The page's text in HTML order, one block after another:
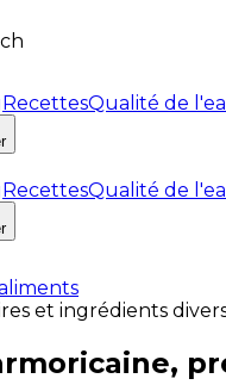
RecettesQualité de
RecettesQualité de
et ingrédients